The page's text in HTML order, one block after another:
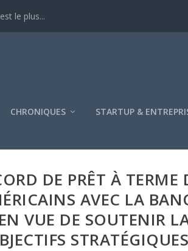
le plus...
CHRONIQUES STARTUP &
DE PRÊT À TERME
AVEC LA
VUE DE SOUTENIR
STRATÉGIQUES